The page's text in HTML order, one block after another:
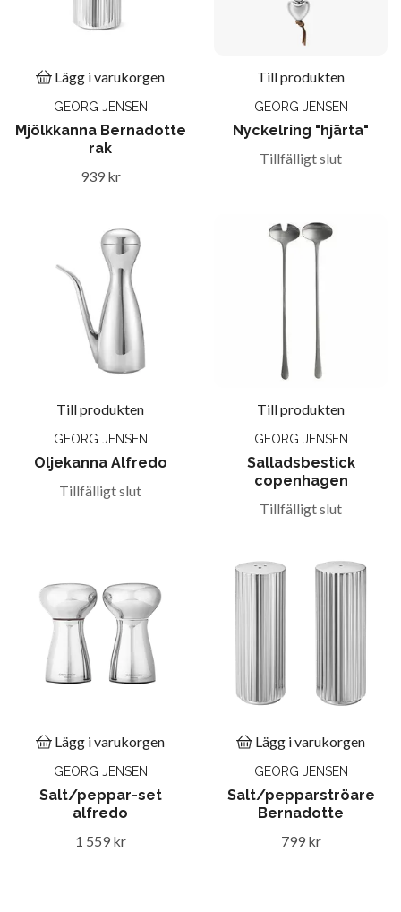
Lägg i varukorgen
GEORG JENSEN
Mjölkkanna Bernadotte
rak
939 kr
Till produkten
GEORG JENSEN
Nyckelring "hjärta"
Tillfälligt slut
Till produkten
GEORG JENSEN
Oljekanna Alfredo
Tillfälligt slut
Till produkten
GEORG JENSEN
Salladsbestick
copenhagen
Tillfälligt slut
Lägg i varukorgen
GEORG JENSEN
Salt/peppar-set
alfredo
1 559 kr
Lägg i varukorgen
GEORG JENSEN
Salt/pepparströare
Bernadotte
799 kr